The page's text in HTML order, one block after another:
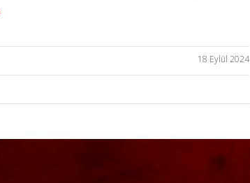
18 Eylül 2024